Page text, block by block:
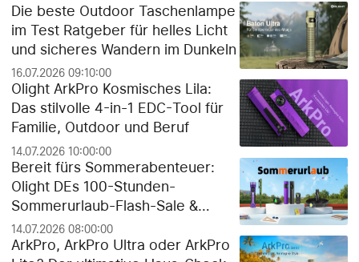
Die beste Outdoor Taschenlampe
im Test Ratgeber für helles Licht
und sicheres Wandern im Dunkeln
16.07.2026 09:10:00
Olight ArkPro Kosmisches Lila:
Das stilvolle 4-in-1 EDC-Tool für
Familie, Outdoor und Beruf
14.07.2026 10:00:00
Bereit fürs Sommerabenteuer:
Olight DEs 100-Stunden-
Sommerurlaub-Flash-Sale &
exklusiver Gratis-Geschenk-
Guide!
14.07.2026 08:00:00
ArkPro, ArkPro Ultra oder ArkPro